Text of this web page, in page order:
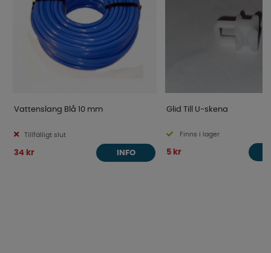
Vattenslang Blå 10 mm
Tillfälligt slut
34 kr INFO
Glid Till U-skena
Finns i lager
5 kr